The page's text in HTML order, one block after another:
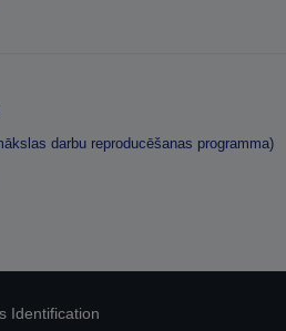
darbu reproducēšanas programma)
Identification